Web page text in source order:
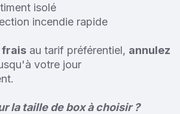
isolé
incendie rapide
frais au tarif préférentiel, annulez
votre jour
la taille de box à choisir ?